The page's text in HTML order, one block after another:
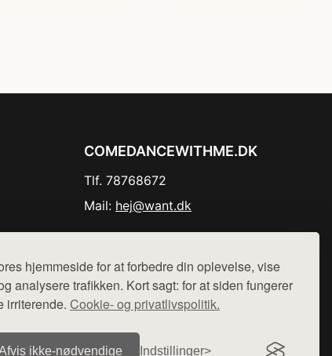
hjemmeside for at forbedre din oplevelse, vise
analysere trafikken. Kort sagt: for at siden fungerer
irriterende. Cookie- og privatlivspolitik.
ikke‑nødvendige Indstillinger
COMEDANCEWITHME.DK
Tlf. 78768672
Mail: hej@want.dk
ikke varer fra denne side - vi henviser til de shops,